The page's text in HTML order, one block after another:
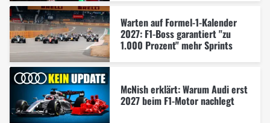
Warten auf Formel-1-Kalender
2027: F1-Boss garantiert "zu
1.000 Prozent" mehr Sprints
McNish erklärt: Warum Audi erst
2027 beim F1-Motor nachlegt